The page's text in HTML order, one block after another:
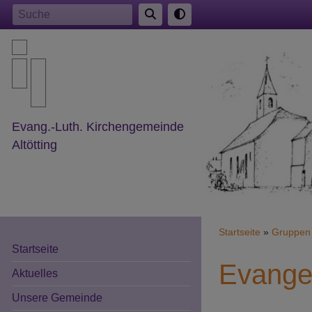
Direkt
zum
Inhalt
Evang.-Luth. Kirchengemeinde
Altötting
Startseite
Aktuelles
Unsere Gemeinde
Startseite